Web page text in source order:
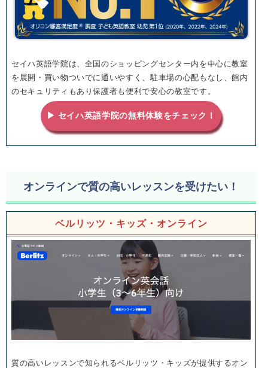
セイハ英語学院は、全国のショッピングセンター内を中心に教室
を展開・買い物ついでに通いやすく、駐車場の心配もなし、館内
のセキュリティもあり保護者も便利で安心の教室です。
▶ セイハ英語学院の無料体験をチェック！
オンラインで質の高いレッスンを受けたい！
ベルリッツ・キッズ・オンライン
質の高いレッスンで知られるベルリッツ・キッズが提供するオン